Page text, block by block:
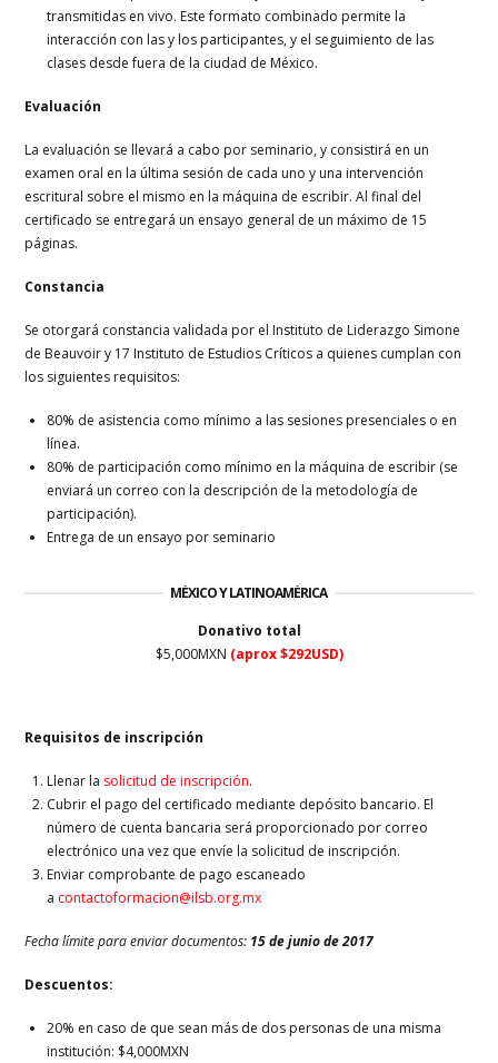
transmitidas en vivo. Este formato combinado permite la
interacción con las y los participantes, y el seguimiento de las
clases desde fuera de la ciudad de México.
Evaluación
La evaluación se llevará a cabo por seminario, y consistirá en un
examen oral en la última sesión de cada uno y una intervención
escritural sobre el mismo en la máquina de escribir. Al final del
certificado se entregará un ensayo general de un máximo de 15
páginas.
Constancia
Se otorgará constancia validada por el Instituto de Liderazgo Simone
de Beauvoir y 17 Instituto de Estudios Críticos a quienes cumplan con
los siguientes requisitos:
80% de asistencia como mínimo a las sesiones presenciales o en
línea.
80% de participación como mínimo en la máquina de escribir (se
enviará un correo con la descripción de la metodología de
participación).
Entrega de un ensayo por seminario
MÉXICO Y LATINOAMÉRICA
Donativo total
$5,000MXN (aprox $292USD)
Requisitos de inscripción
Llenar la solicitud de inscripción.
Cubrir el pago del certificado mediante depósito bancario. El
número de cuenta bancaria será proporcionado por correo
electrónico una vez que envíe la solicitud de inscripción.
Enviar comprobante de pago escaneado
a contactoformacion@ilsb.org.mx
Fecha límite para enviar documentos: 15 de junio de 2017
Descuentos:
20% en caso de que sean más de dos personas de una misma
institución: $4,000MXN